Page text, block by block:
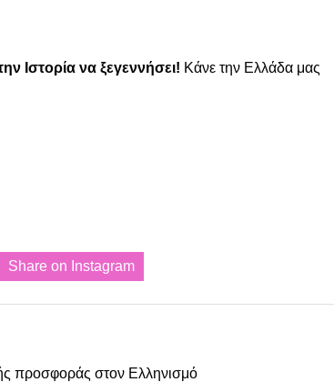
Ιστορία να ξεγεννήσει! Κάνε την Ελλάδα μας
Share on Instagram
προσφοράς στον Ελληνισμό